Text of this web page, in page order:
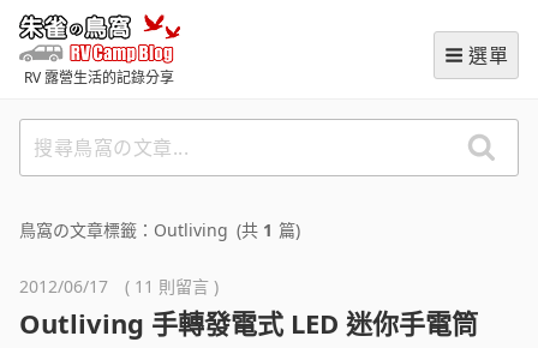
至
內
朱雀の鳥窩
RV 露營生活的記錄分享
選單
搜
尋
窩
文
鳥窩の文章標籤：Outliving (共 1 篇)
2012/06/17 ( 11 則留言 )
Outliving 手轉發電式 LED 迷你手電筒